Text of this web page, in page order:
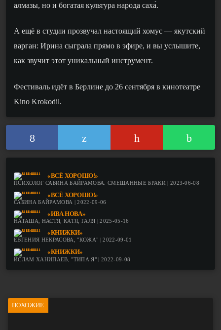
алмазы, но и богатая культура народа саха́.
А ещё в студии прозвучал настоящий хомус — якутский
варган: Ирина сыграла прямо в эфире, и вы услышите,
как звучит этот уникальный инструмент.
Фестиваль идёт в Берлине до 26 сентября в кинотеатре
Kino Krokodil.
«ВСЁ ХОРОШО!»
ПСИХОЛОГ САБИНА БАЙРАМОВА. СМЕШАННЫЕ БРАКИ | 2023-06-08
«ВСЁ ХОРОШО!»
САБИНА БАЙРАМОВА | 2022-09-06
«ИВА НОВА»
НАТАША, НАСТЯ, КАТЯ, ГАЛЯ | 2025-05-16
«КНИЖКИ»
ЕВГЕНИЯ НЕКРАСОВА, "КОЖА" | 2022-09-01
«КНИЖКИ»
ИСЛАМ ХАНИПАЕВ, "ТИПА Я" | 2022-09-08
ПОХОЖИЕ